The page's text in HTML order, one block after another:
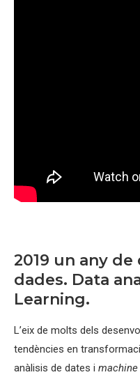
2019 un any
dades. Data
Learning.
L’eix de molts dels
tendències en
anàlisis de dates i